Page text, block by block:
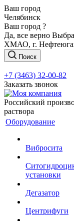
Ваш город
Челябинск
Ваш город ?
Да, все верно
ХМАО, г.
Поиск
+7 (3463) 32-00-82
Заказать звонок
Российский
раствора
Оборудование
Вибросита
установки
Дегазатор
Центрифуги